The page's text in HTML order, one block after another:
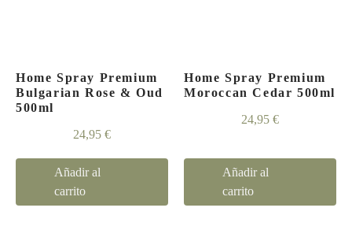
Home Spray Premium
Bulgarian Rose & Oud
500ml
24,95 €
Añadir al
carrito
Home Spray Premium
Moroccan Cedar 500ml
24,95 €
Añadir al
carrito